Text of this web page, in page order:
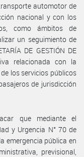
automotor de
nacional y con los
como ámbitos de
un seguimiento de
DE GESTIÓN DE
relacionada con la
los servicios públicos
de jurisdicción
que mediante el
y Urgencia N° 70 de
emergencia pública en
previsional,